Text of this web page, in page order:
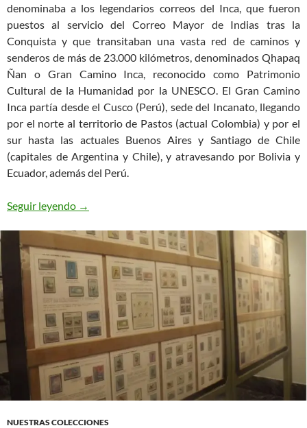
denominaba a los legendarios correos del Inca, que fueron
puestos al servicio del Correo Mayor de Indias tras la
Conquista y que transitaban una vasta red de caminos y
senderos de más de 23.000 kilómetros, denominados Qhapaq
Ñan o Gran Camino Inca, reconocido como Patrimonio
Cultural de la Humanidad por la UNESCO. El Gran Camino
Inca partía desde el Cusco (Perú), sede del Incanato, llegando
por el norte al territorio de Pastos (actual Colombia) y por el
sur hasta las actuales Buenos Aires y Santiago de Chile
(capitales de Argentina y Chile), y atravesando por Bolivia y
Ecuador, además del Perú.
Seguir leyendo Correo en mano con Chasqui en el Virreinato
→
NUESTRAS COLECCIONES